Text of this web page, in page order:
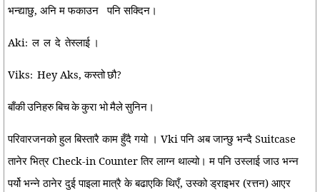
भन्द्याछु, अनि म फकाउन पनि सक्दिन।
Aki: ल ल दे तेस्लाई ।
Viks: Hey Aks, कस्तोछौ?
बाँकीउनिहरुबिचकेकुरा भोमैलेसुनिन।
परिवारजनको हुल बिस्तारै काम हुँदै गयो । Vki पनि अब जान्छु भन्दै Suitcase
तानेर भित्र Check-in Counter तिर लाग्न थाल्यो। म पनि उस्लाई जाउ भन्न
पर्यो भन्ने ठानेर दुई पाइला मात्रै के बढाएकि थिएँ, उस्को ड्राइभर (रत्तन) आएर